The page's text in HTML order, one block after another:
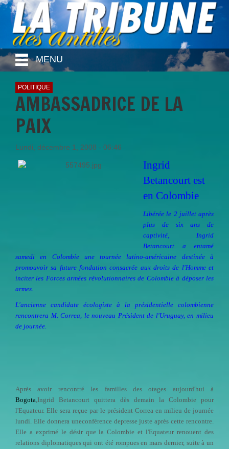
MENU
POLITIQUE
AMBASSADRICE DE LA
PAIX
Lundi, décembre 1, 2008 - 06:46
Ingrid
Betancourt est
en Colombie
Libérée le 2 juillet après
plus de six ans de
captivité, Ingrid
Betancourt a entamé
samedi en Colombie une tournée latino-américaine destinée à
promouvoir sa future fondation consacrée aux droits de l'Homme et
inciter les Forces armées révolutionnaires de Colombie à déposer les
armes.
L'ancienne candidate écologiste à la présidentielle colombienne
rencontrera M. Correa, le nouveau Président de l'Uruguay, en milieu
de journée.
Après avoir rencontré les familles des otages aujourd'hui à
Bogota ,Ingrid Betancourt quittera dès demain la Colombie pour
l'Equateur. Elle sera reçue par le président Correa en milieu de journée
lundi. Elle donnera uneconférence depresse juste après cette rencontre.
Elle a exprimé le désir que la Colombie et l'Equateur renouent des
relations diplomatiques qui ont été rompues en mars dernier, suite à un